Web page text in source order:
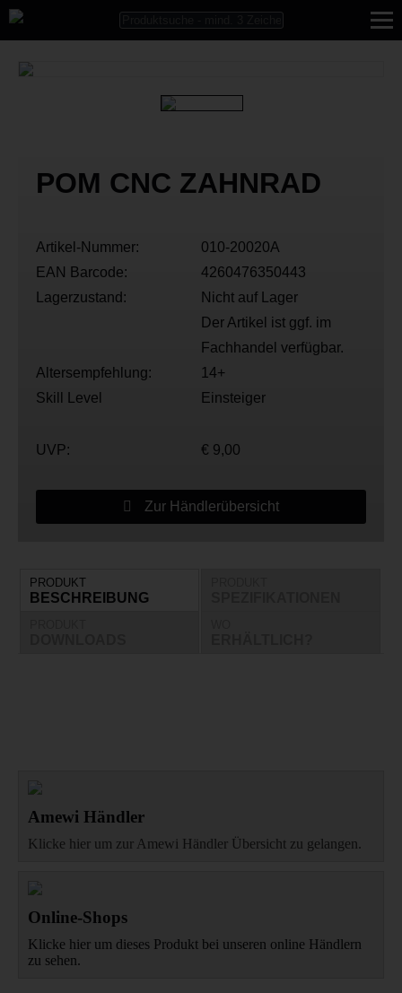
POM CNC ZAHNRAD
Artikel-Nummer:
010-20020A
EAN Barcode:
4260476350443
Lagerzustand:
Nicht auf Lager
Der Artikel ist ggf. im
Fachhandel verfügbar.
Altersempfehlung:
14+
Skill Level
Einsteiger
UVP: € 9,00
Zur Händlerübersicht
PRODUKT
BESCHREIBUNG
Amewi Händler
Klicke hier um zur Amewi Händler Übersicht zu gelangen.
Online-Shops
Klicke hier um dieses Produkt bei unseren online Händlern
zu sehen.